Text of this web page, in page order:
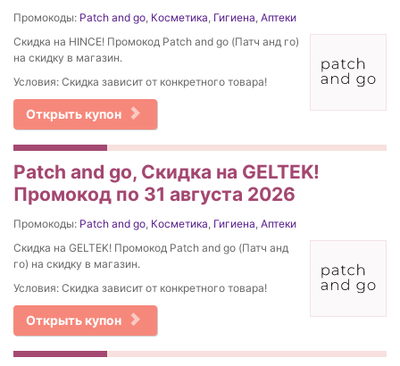
Промокоды: Patch and go, Косметика, Гигиена, Аптеки
Скидка на HINCE! Промокод Patch and go (Патч анд го)
на скидку в магазин.
Условия: Скидка зависит от конкретного товара!
Открыть купон
Patch and go, Скидка на GELTEK!
Промокод по 31 августа 2026
Промокоды: Patch and go, Косметика, Гигиена, Аптеки
Скидка на GELTEK! Промокод Patch and go (Патч анд
го) на скидку в магазин.
Условия: Скидка зависит от конкретного товара!
Открыть купон